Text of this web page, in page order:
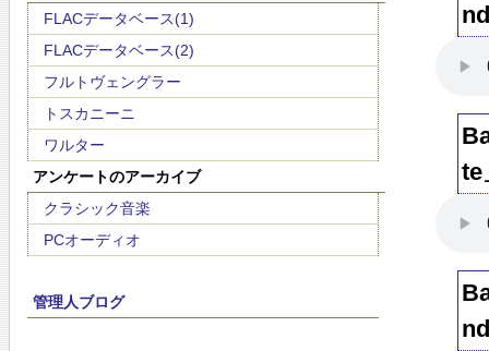
FLACデータベース(1)
FLACデータベース(2)
フルトヴェングラー
トスカニーニ
ワルター
アンケートのアーカイブ
クラシック音楽
PCオーディオ
管理人ブログ
te